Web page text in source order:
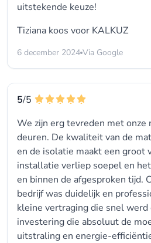
uitstekende keuze!
Tiziana koos voor KALKUZ
6 december 2024 Via Google
5/5
We zijn erg tevreden met onze
deuren. De kwaliteit van de
en de isolatie maakt een groot
installatie verliep soepel en
en binnen de afgesproken tijd.
bedrijf was duidelijk en
kleine vertraging die snel werd
investering die absoluut de
uitstraling en energie-